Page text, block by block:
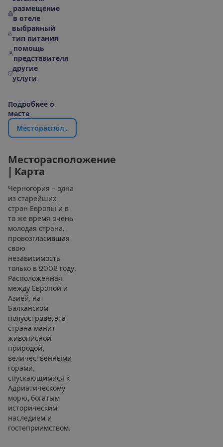
размещение
в отеле
выбранный
тип питания
помощь
представителя
другие
услуги
Подробнее о
месте
Месторасполож
Месторасположение
Карта
Черногория – одна
из старейших
стран Европы и в
то же время очень
молодая страна,
провозгласившая
свою
независимость
только в 2006 году.
Расположенная
между Европой и
Азией, на
Балканском
полуострове, эта
страна манит
живописной
природой,
величественными
горами,
спускающимися к
Адриатическому
морю, богатым
историческим
наследием и
гостеприимством.